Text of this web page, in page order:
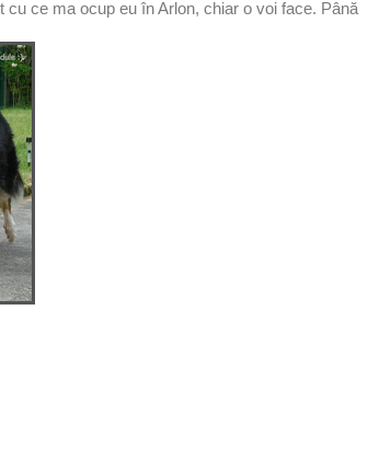
ce ma ocup eu în Arlon, chiar o voi face. Până